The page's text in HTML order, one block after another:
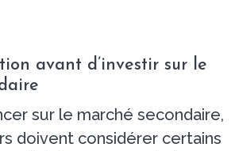
avant d’investir sur le
sur le marché secondaire,
doivent considérer certains